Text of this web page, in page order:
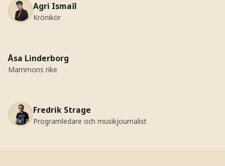
Agri Ismaïl
Krönikör
Åsa Linderborg
Mammons rike
Fredrik Strage
Programledare och musikjournalist